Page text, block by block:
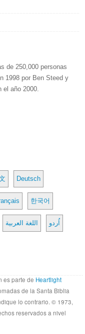
de 250,000 personas
1998 por Ben Steed y
el año 2000.
Deutsch
한국어
اللغة العربية اُردو
es parte de Heartlight
de la Santa Biblia
lo contrario. © 1973,
reservados a nivel